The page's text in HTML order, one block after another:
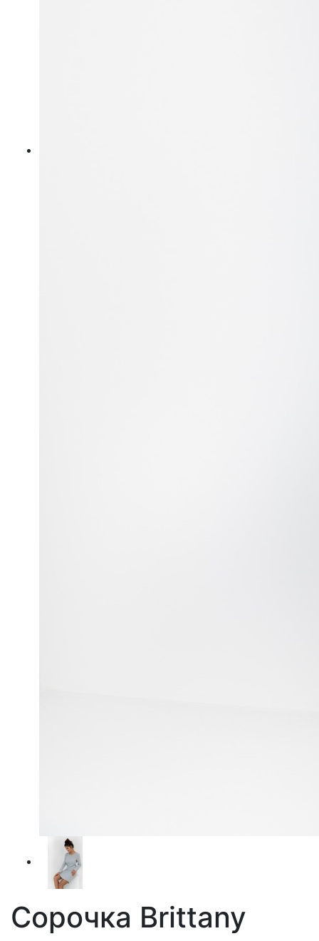
Сорочка Brittany